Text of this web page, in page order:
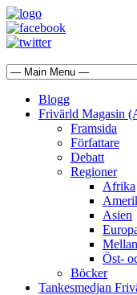
Blogg
Frivärld Magasin
Framsida
Författare
Debatt
Regioner
Afrika
Asien
Öst-
Böcker
Tankesmedjan